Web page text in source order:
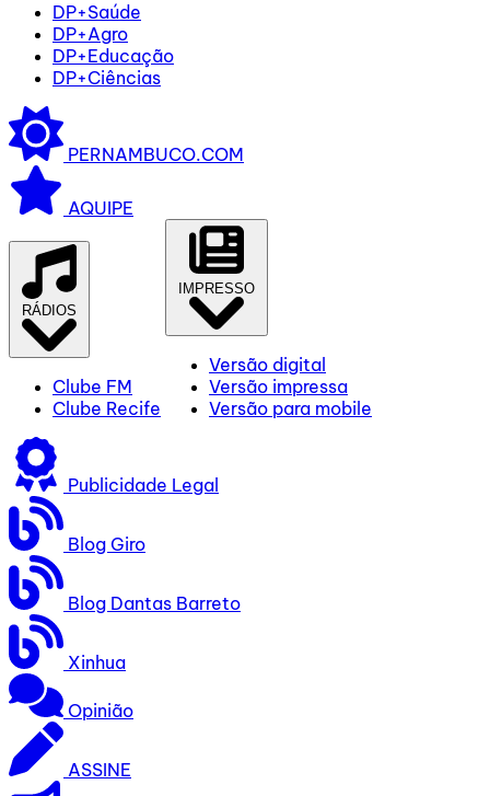
DP+Saúde
DP+Agro
DP+Educação
DP+Ciências
PERNAMBUCO.COM
AQUIPE
RÁDIOS
Clube FM
Clube Recife
IMPRESSO
Versão digital
Versão impressa
Versão para mobile
Publicidade Legal
Blog Giro
Blog Dantas Barreto
Xinhua
Opinião
ASSINE